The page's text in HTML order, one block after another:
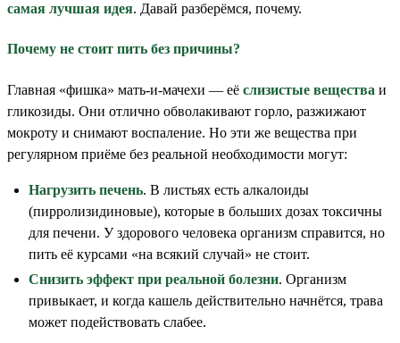
самая лучшая идея. Давай разберёмся, почему.
Почему не стоит пить без причины?
Главная «фишка» мать-и-мачехи — её слизистые вещества и
гликозиды. Они отлично обволакивают горло, разжижают
мокроту и снимают воспаление. Но эти же вещества при
регулярном приёме без реальной необходимости могут:
Нагрузить печень. В листьях есть алкалоиды
(пирролизидиновые), которые в больших дозах токсичны
для печени. У здорового человека организм справится, но
пить её курсами «на всякий случай» не стоит.
Снизить эффект при реальной болезни. Организм
привыкает, и когда кашель действительно начнётся, трава
может подействовать слабее.